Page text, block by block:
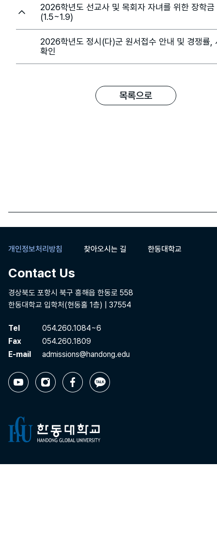
2026학년도 선교사 및 목회자 자녀를 위한 장학금
(1.5~1.9)
2026학년도 정시(다)군 원서접수 안내 및 경쟁률,
확인
목록으로
개인정보처리방침 찾아오시는 길 한동대학교
Contact Us
경상북도 포항시 북구 흥해읍 한동로 558
한동대학교 입학처(현동홀 1층) | 37554
Tel
054.260.1084~6
Fax
054.260.1809
E-mail
admissions@handong.edu